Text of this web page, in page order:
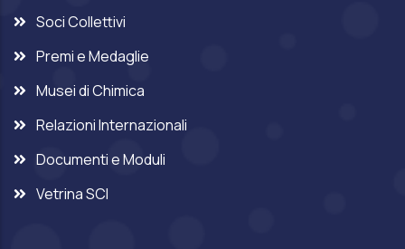
Soci Collettivi
Premi e Medaglie
Musei di Chimica
Relazioni Internazionali
Documenti e Moduli
Vetrina SCI